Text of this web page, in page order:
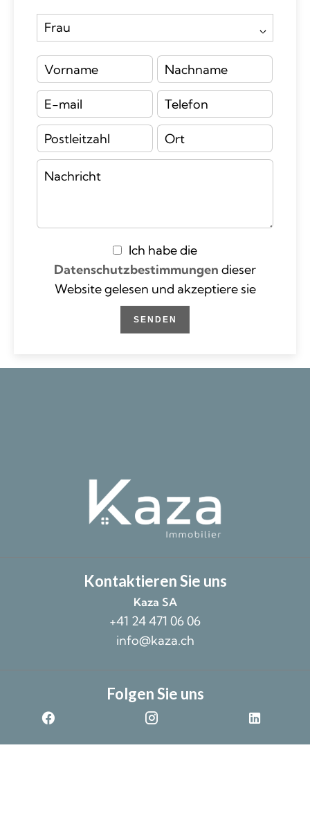
Ich habe die
Datenschutzbestimmungen dieser
Website gelesen und akzeptiere sie
SENDEN
Kontaktieren Sie uns
Kaza SA
+41 24 471 06 06
info@kaza.ch
Folgen Sie uns